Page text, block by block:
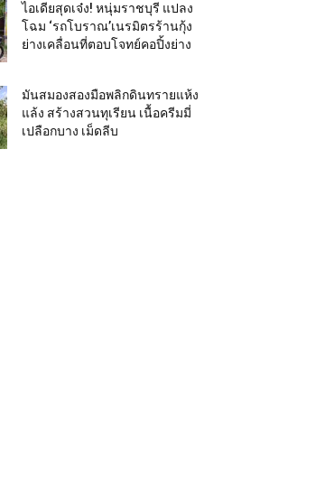
ไอเดียสุดเจ๋ง! หนุ่มราชบุรี แปลง
โฉม ‘รถโบราณ’เนรมิตรร้านกุ้ง
ย่างเคลื่อนที่ตอบโจทย์คอปิ้งย่าง
มันสมองสองมือพลิกดินทรายแห้ง
แล้ง สร้างสวนทุเรียน เนื้อครีมมี่
เปลือกบาง เม็ดลีบ